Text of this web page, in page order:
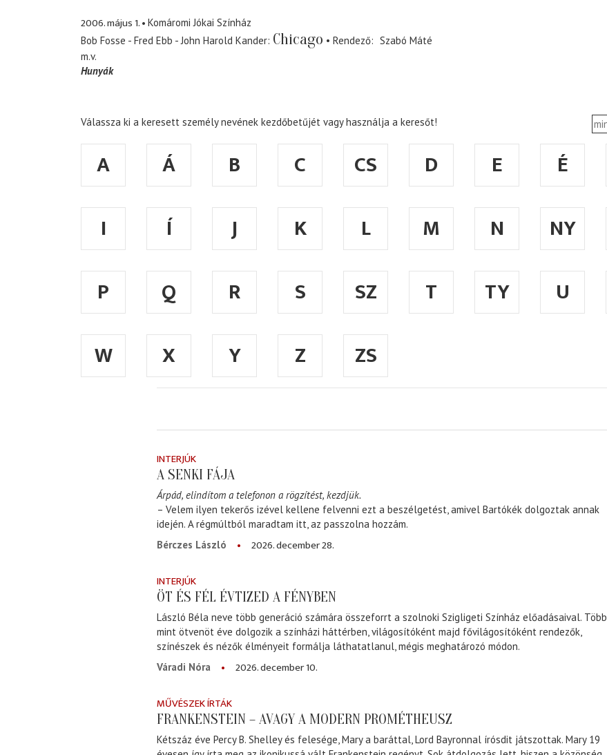
2006. május 1.
Komáromi Jókai Színház
Bob Fosse - Fred Ebb - John Harold Kander Chicago Rendező
Szabó Máté
m.v.
Hunyák
Válassza ki a keresett személy nevének kezdőbetűjét vagy használja a keresőt!
A Á B C CS D E É
I
Í J K L M N NY
P
Q R S SZ T TY U
W
X Y Z ZS
INTERJÚK
A SENKI FÁJA
Árpád, elindítom a telefonon a rögzítést, kezdjük.
– Velem ilyen tekerős izével kellene felvenni ezt a beszélgetést, amivel Bartókék dolgoztak annak
idején. A régmúltból maradtam itt, az passzolna hozzám.
Bérczes László
2026. december 28.
INTERJÚK
ÖT ÉS FÉL ÉVTIZED A FÉNYBEN
László Béla neve több generáció számára összeforrt a szolnoki Szigligeti Színház előadásaival. Több
mint ötvenöt éve dolgozik a színházi háttérben, világosítóként majd fővilágosítóként rendezők,
színészek és nézők élményeit formálja láthatatlanul, mégis meghatározó módon.
Váradi Nóra
2026. december 10.
MŰVÉSZEK ÍRTÁK
FRANKENSTEIN – AVAGY A MODERN PROMÉTHEUSZ
Kétszáz éve Percy B. Shelley és felesége, Mary a baráttal, Lord Bayronnal írósdit játszottak. Mary 19